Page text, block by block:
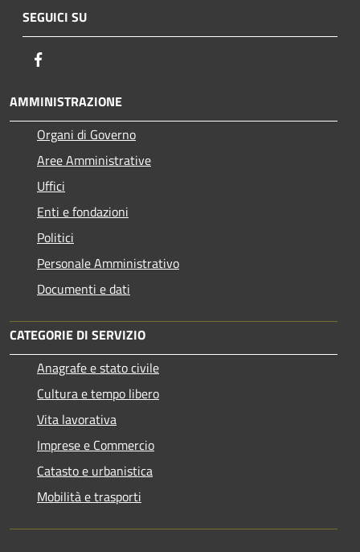
SEGUICI SU
AMMINISTRAZIONE
Organi di Governo
Aree Amministrative
Uffici
Enti e fondazioni
Politici
Personale Amministrativo
Documenti e dati
CATEGORIE DI SERVIZIO
Anagrafe e stato civile
Cultura e tempo libero
Vita lavorativa
Imprese e Commercio
Catasto e urbanistica
Mobilità e trasporti